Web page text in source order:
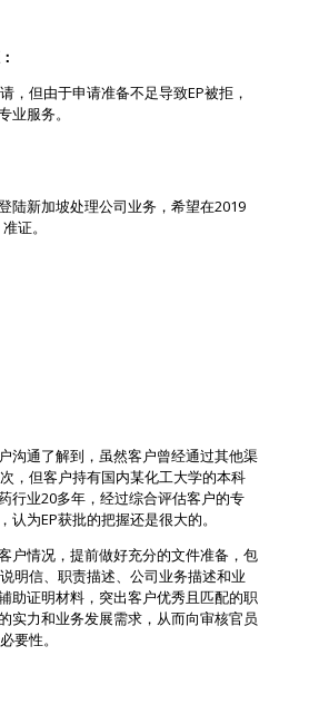
，但由于申请准备不足导致EP被拒，
业服务。
陆新加坡处理公司业务，希望在2019
证。
沟通了解到，虽然客户曾经通过其他渠
，但客户持有国内某化工大学的本科
行业20多年，经过综合评估客户的专
认为EP获批的把握还是很大的。
户情况，提前做好充分的文件准备，包
明信、职责描述、公司业务描述和业
助证明材料，突出客户优秀且匹配的职
实力和业务发展需求，从而向审核官员
要性。